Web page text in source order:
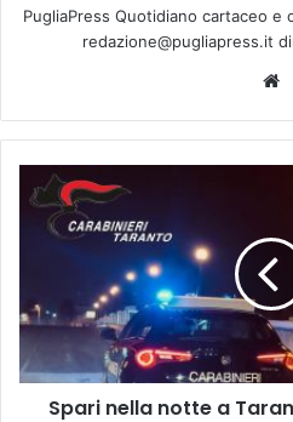
PugliaPress Quotidiano cartaceo
redazione@pugliapress.it
Spari
nella
notte
arrestato
21enne
tentato
omicidio
Spari nella notte a